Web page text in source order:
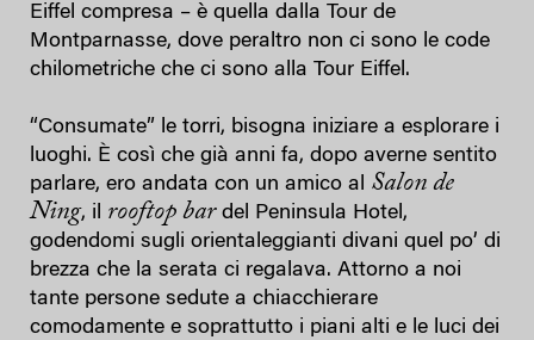
Eiffel compresa – è quella dalla Tour de
Montparnasse, dove peraltro non ci sono le code
chilometriche che ci sono alla Tour Eiffel.
“Consumate” le torri, bisogna iniziare a esplorare i
luoghi. È così che già anni fa, dopo averne sentito
parlare, ero andata con un amico al Salon de
Ning, il rooftop bardel Peninsula Hotel,
godendomi sugli orientaleggianti divani quel po’ di
brezza che la serata ci regalava. Attorno a noi
tante persone sedute a chiacchierare
comodamente e soprattutto i piani alti e le luci dei